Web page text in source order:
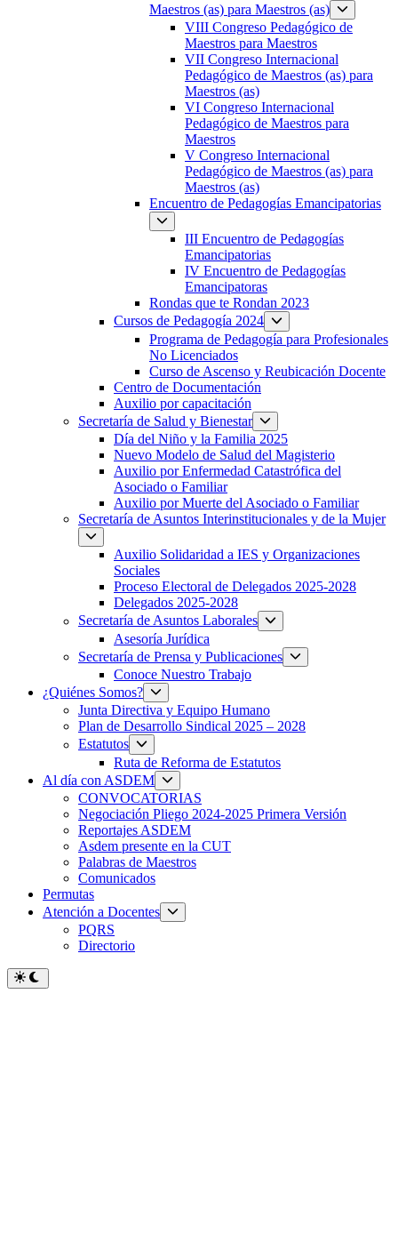
Maestros (as) para Maestros (as)
VIII Congreso Pedagógico de
Maestros para Maestros
VII Congreso Internacional
Pedagógico de Maestros (as) para
Maestros (as)
VI Congreso Internacional
Pedagógico de Maestros para
Maestros
V Congreso Internacional
Pedagógico de Maestros (as) para
Maestros (as)
Encuentro de Pedagogías Emancipatorias
III Encuentro de Pedagogías
Emancipatorias
IV Encuentro de Pedagogías
Emancipatoras
Rondas que te Rondan 2023
Cursos de Pedagogía 2024
Programa de Pedagogía para Profesionales
No Licenciados
Curso de Ascenso y Reubicación Docente
Centro de Documentación
Auxilio por capacitación
Secretaría de Salud y Bienestar
Día del Niño y la Familia 2025
Nuevo Modelo de Salud del Magisterio
Auxilio por Enfermedad Catastrófica del
Asociado o Familiar
Auxilio por Muerte del Asociado o Familiar
Secretaría de Asuntos Interinstitucionales y de la Mujer
Auxilio Solidaridad a IES y Organizaciones
Sociales
Proceso Electoral de Delegados 2025-2028
Delegados 2025-2028
Secretaría de Asuntos Laborales
Asesoría Jurídica
Secretaría de Prensa y Publicaciones
Conoce Nuestro Trabajo
¿Quiénes Somos?
Junta Directiva y Equipo Humano
Plan de Desarrollo Sindical 2025 – 2028
Estatutos
Ruta de Reforma de Estatutos
Al día con ASDEM
CONVOCATORIAS
Negociación Pliego 2024-2025 Primera Versión
Reportajes ASDEM
Asdem presente en la CUT
Palabras de Maestros
Comunicados
Permutas
Atención a Docentes
PQRS
Directorio